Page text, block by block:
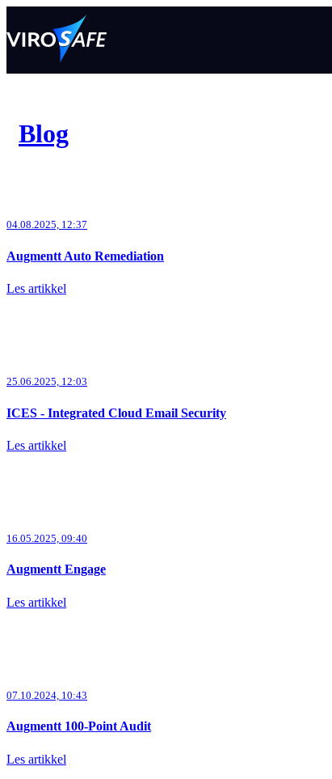
Blog
TemaMicrosoft 365
Les artikkel
04.08.2025, 12:37
Augmentt Auto Remediation
Les artikkel
25.06.2025, 12:03
ICES - Integrated Cloud Email Security
Les artikkel
16.05.2025, 09:40
Augmentt Engage
Les artikkel
07.10.2024, 10:43
Augmentt 100-Point Audit
Les artikkel